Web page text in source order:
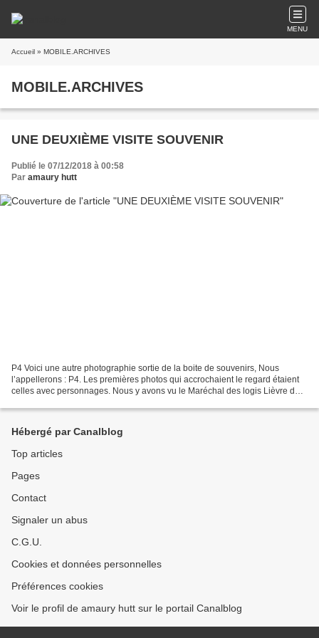
MENU
Accueil » MOBILE.ARCHIVES
MOBILE.ARCHIVES
UNE DEUXIÈME VISITE SOUVENIR
Publié le 07/12/2018 à 00:58
Par amaury hutt
P4 Voici une autre photographie sortie de la boite de souvenirs, Nous
l’appellerons : P4. Les premières photos qui accrochaient le regard étaient
celles avec personnages. Nous y avons vu le Maréchal des logis Lièvre de
Hébergé par Canalblog
Top articles
Pages
Contact
Signaler un abus
C.G.U.
Cookies et données personnelles
Préférences cookies
Voir le profil de amaury hutt sur le portail Canalblog